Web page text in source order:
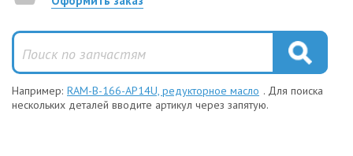
Например: RAM-B-166-AP14U, редукторное масло . Для поиска
нескольких деталей вводите артикул через запятую.